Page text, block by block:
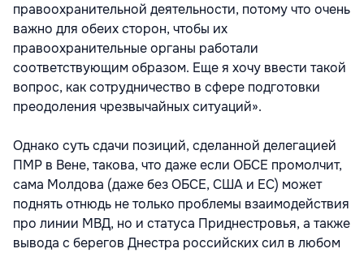
правоохранительной деятельности, потому что очень
важно для обеих сторон, чтобы их
правоохранительные органы работали
соответствующим образом. Еще я хочу ввести такой
вопрос, как сотрудничество в сфере подготовки
преодоления чрезвычайных ситуаций».
Однако суть сдачи позиций, сделанной делегацией
ПМР в Вене, такова, что даже если ОБСЕ промолчит,
сама Молдова (даже без ОБСЕ, США и ЕС) может
поднять отнюдь не только проблемы взаимодействия
про линии МВД, но и статуса Приднестровья, а также
вывода с берегов Днестра российских сил в любом